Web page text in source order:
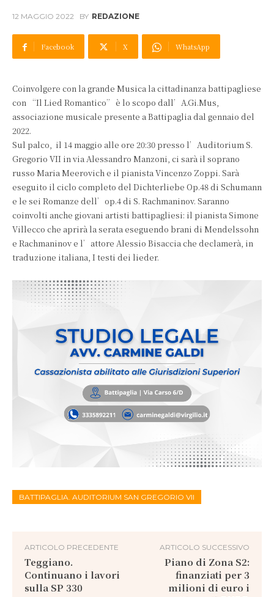
12 MAGGIO 2022 BY REDAZIONE
Facebook X WhatsApp
Coinvolgere con la grande Musica la cittadinanza battipagliese
con “Il Lied Romantico” è lo scopo dall’A.Gi.Mus,
associazione musicale presente a Battipaglia dal gennaio del
2022.
Sul palco, il 14 maggio alle ore 20:30 presso l’Auditorium S.
Gregorio VII in via Alessandro Manzoni, ci sarà il soprano
russo Maria Meerovich e il pianista Vincenzo Zoppi. Sarà
eseguito il ciclo completo del Dichterliebe Op.48 di Schumann
e le sei Romanze dell’op.4 di S. Rachmaninov. Saranno
coinvolti anche giovani artisti battipagliesi: il pianista Simone
Villecco che aprirà la serata eseguendo brani di Mendelssohn
e Rachmaninov e l’attore Alessio Bisaccia che declamerà, in
traduzione italiana, I testi dei lieder.
BATTIPAGLIA. AUDITORIUM SAN GREGORIO VII
ARTICOLO PRECEDENTE
Teggiano.
Continuano i lavori
sulla SP 330
ARTICOLO SUCCESSIVO
Piano di Zona S2:
finanziati per 3
milioni di euro i